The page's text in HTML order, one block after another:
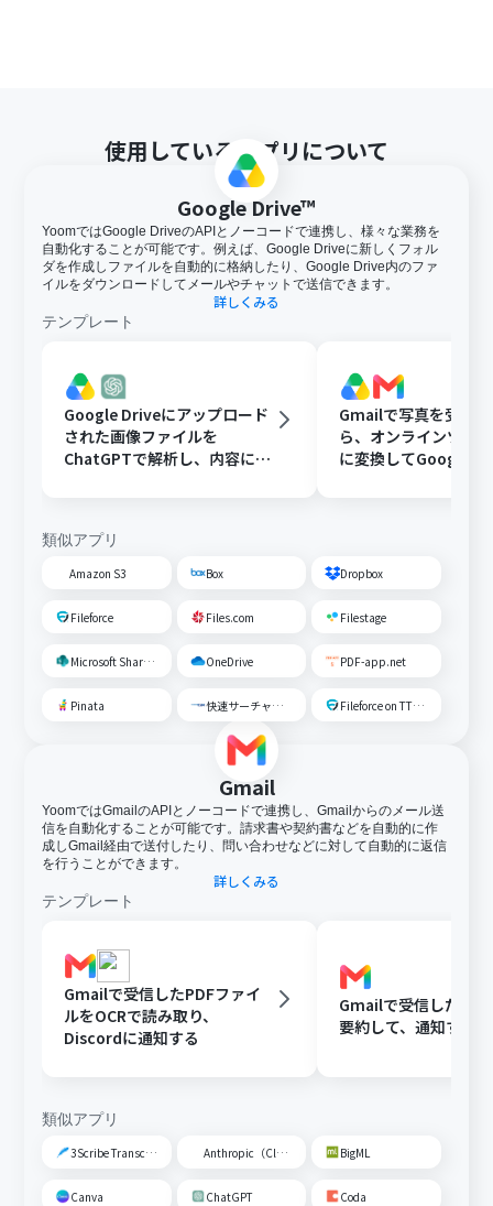
使用しているアプリについて
Google Drive™
YoomではGoogle DriveのAPIとノーコードで連携し、様々な業務を
自動化することが可能です。例えば、Google Driveに新しくフォル
ダを作成しファイルを自動的に格納したり、Google Drive内のファ
イルをダウンロードしてメールやチャットで送信できます。
詳しくみる
テンプレート
Google Driveにアップロード
された画像ファイルを
ChatGPTで解析し、内容に応
Gmailで写真を受け
ら、オンラインツー
に変換してGoogle
類似アプリ
Amazon S3 Box Dropbox
Fileforce Files.com Filestage
Microsoft SharePoint OneDrive PDF-app.net
Pinata 快速サーチャーGX Fileforce on TTS Cloud
Gmail
YoomではGmailのAPIとノーコードで連携し、Gmailからのメール送
信を自動化することが可能です。請求書や契約書などを自動的に作
成しGmail経由で送付したり、問い合わせなどに対して自動的に返信
を行うことができます。
詳しくみる
テンプレート
Gmailで受信したPDFファイ
ルをOCRで読み取り、
Discordに通知する
Gmailで受信した内
要約して、通知する
類似アプリ
3Scribe Transcription Anthropic（Claude） BigML
Canva ChatGPT Coda